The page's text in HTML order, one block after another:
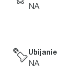
NA
Ubijanie
NA